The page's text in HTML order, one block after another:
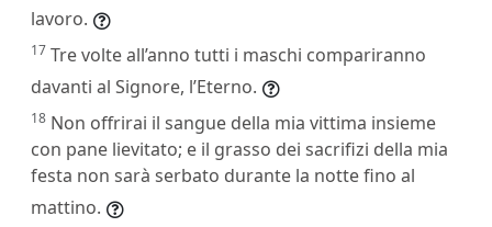
lavoro.
17 Tre volte all’anno tutti i maschi compariranno
davanti al Signore, l’Eterno.
18 Non offrirai il sangue della mia vittima insieme
con pane lievitato; e il grasso dei sacrifizi della mia
festa non sarà serbato durante la notte fino al
mattino.